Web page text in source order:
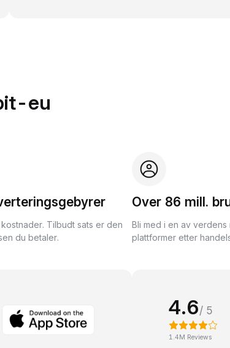
eu
Tilbudt sats er den
du betaler.
Over 86 mill.
Bli med i en av
plattformer etter
4.6/ 5
1.4M Reviews